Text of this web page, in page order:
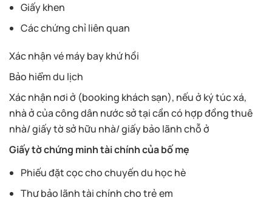
Giấy khen
Các chứng chỉ liên quan
Xác nhận vé máy bay khứ hồi
Bảo hiểm du lịch
Xác nhận nơi ở (booking khách sạn), nếu ở ký túc xá,
nhà ở của công dân nước sở tại cần có hợp đồng thuê
nhà/ giấy tờ sở hữu nhà/ giấy bảo lãnh chỗ ở
Giấy tờ chứng minh tài chính của bố mẹ
Phiếu đặt cọc cho chuyến du học hè
Thư bảo lãnh tài chính cho trẻ em